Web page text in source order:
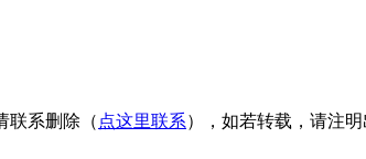
联系删除（ 点这里联系），如若转载，请注明